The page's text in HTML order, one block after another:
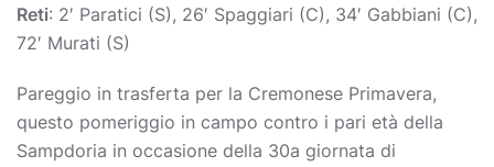
Reti: 2′ Paratici (S), 26′ Spaggiari (C), 34′ Gabbiani (C),
72′ Murati (S)
Pareggio in trasferta per la Cremonese Primavera,
questo pomeriggio in campo contro i pari età della
Sampdoria in occasione della 30a giornata di